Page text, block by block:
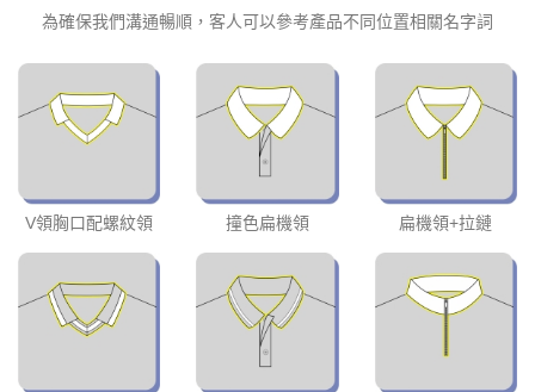
為確保我們溝通暢順，客人可以參考產品不同位置相關名字詞
V領胸口配螺紋領 撞色扁機領 扁機領+拉鏈